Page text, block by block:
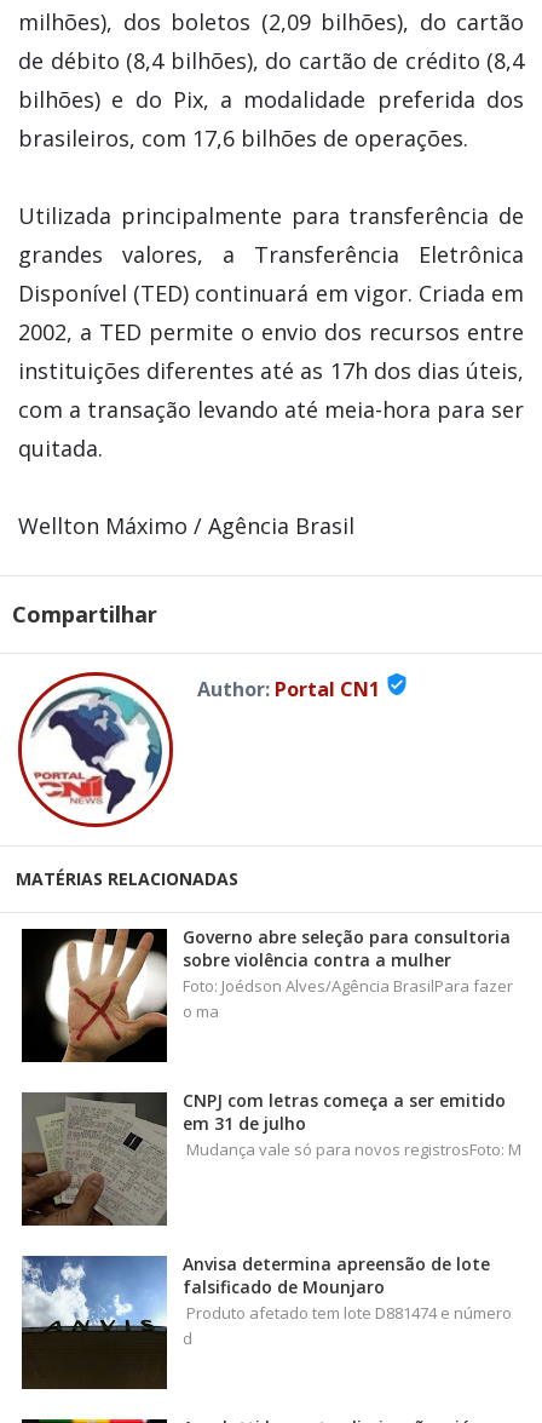
milhões), dos boletos (2,09 bilhões), do cartão
de débito (8,4 bilhões), do cartão de crédito (8,4
bilhões) e do Pix, a modalidade preferida dos
brasileiros, com 17,6 bilhões de operações.
Utilizada principalmente para transferência de
grandes valores, a Transferência Eletrônica
Disponível (TED) continuará em vigor. Criada em
2002, a TED permite o envio dos recursos entre
instituições diferentes até as 17h dos dias úteis,
com a transação levando até meia-hora para ser
quitada.
Wellton Máximo / Agência Brasil
Compartilhar
Author: Portal CN1 verified_user
MATÉRIAS RELACIONADAS
Governo abre seleção para consultoria
sobre violência contra a mulher
Foto: Joédson Alves/Agência BrasilPara fazer
o ma
CNPJ com letras começa a ser emitido
em 31 de julho
Mudança vale só para novos registrosFoto: M
Anvisa determina apreensão de lote
falsificado de Mounjaro
Produto afetado tem lote D881474 e número
d